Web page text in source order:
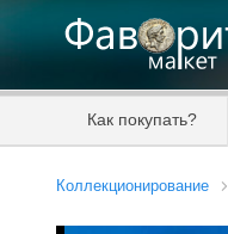
Как покупать?
Коллекционирование